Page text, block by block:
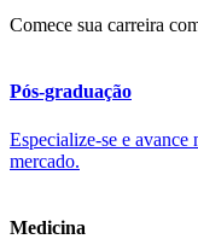
Comece sua carreira
Pós-graduação
Especialize-se e
mercado.
Medicina